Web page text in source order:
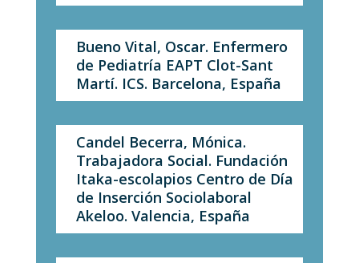
Bueno Vital, Oscar. Enfermero
de Pediatría EAPT Clot-Sant
Martí. ICS. Barcelona, España
Candel Becerra, Mónica.
Trabajadora Social. Fundación
Itaka-escolapios Centro de Día
de Inserción Sociolaboral
Akeloo. Valencia, España